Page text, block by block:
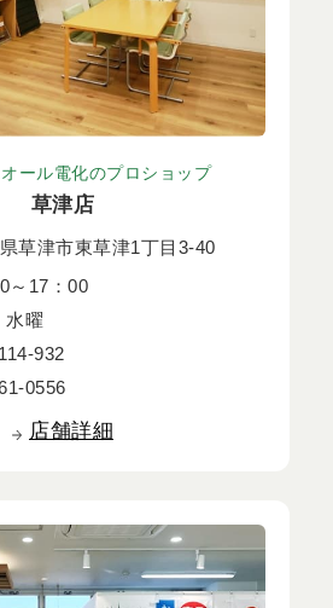
ール電化のプロショップ
草津店
草津市東草津1丁目3-40
～17：00
水曜
932
0556
店舗詳細